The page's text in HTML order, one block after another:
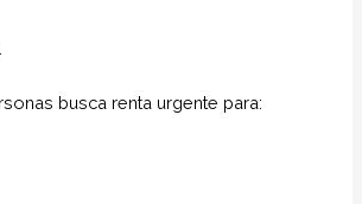
busca renta urgente para: